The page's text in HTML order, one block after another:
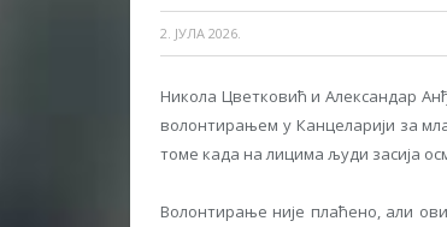
2. ЈУЛА 2026.
Никола Цветковић и Александар
волонтирањем у Канцеларији за
томе када на лицима људи засија
Волонтирање није плаћено, али